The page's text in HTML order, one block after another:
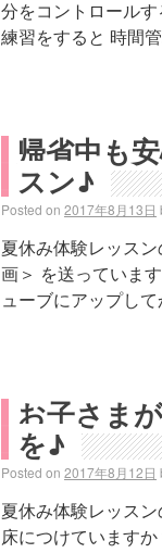
分をコントロール
練習をすると 時間
帰省中も
スン♪
Posted on 2017年8月13日
夏休み体験レッス
画＞ を送っていま
ューブにアップし
お子さま
を♪
Posted on 2017年8月12日
夏休み体験レッス
床につけています